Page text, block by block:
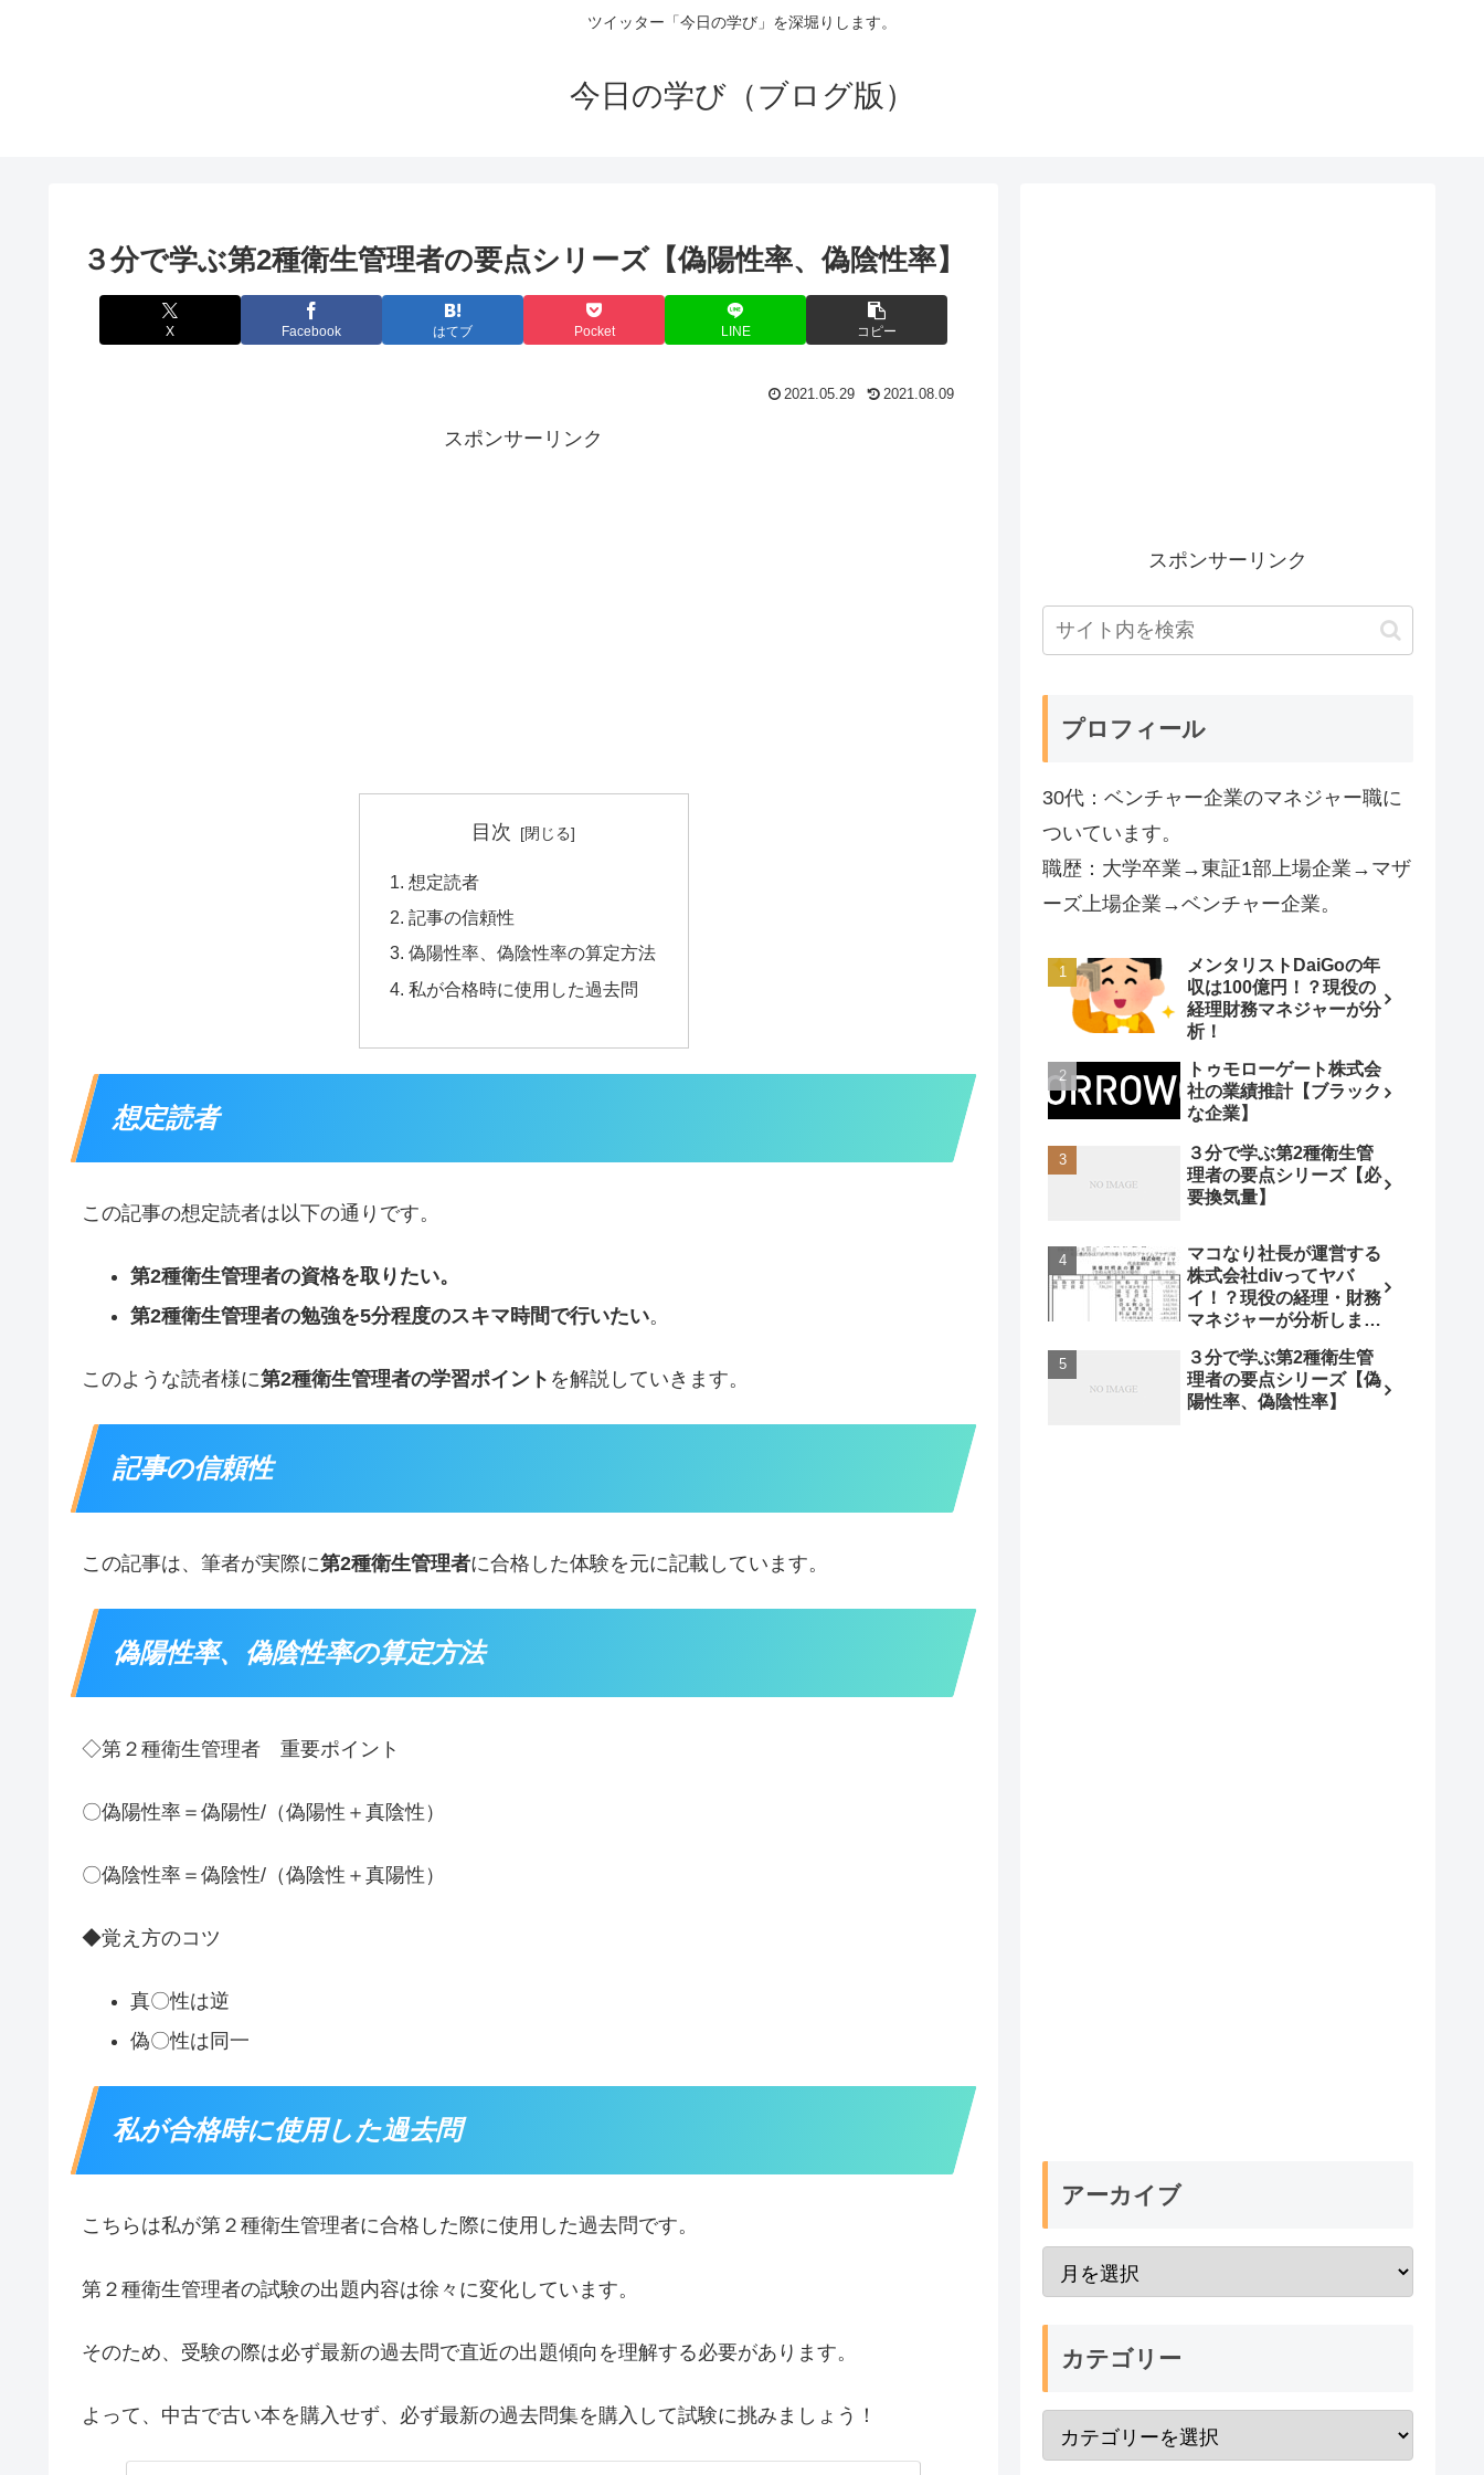
ツイッター「今日の学び」を深堀りします。
今日の学び（ブログ版）
３分で学ぶ第2種衛生管理者の要点シリーズ【偽陽性率、偽陰性率】
X Facebook はてブ Pocket LINE コピー
2021.05.29 2021.08.09
スポンサーリンク
目次
想定読者
記事の信頼性
偽陽性率、偽陰性率の算定方法
私が合格時に使用した過去問
想定読者
この記事の想定読者は以下の通りです。
第2種衛生管理者の資格を取りたい。
第2種衛生管理者の勉強を5分程度のスキマ時間で行いたい。
このような読者様に第2種衛生管理者の学習ポイント を解説していきます。
記事の信頼性
この記事は、筆者が実際に第2種衛生管理者に合格した体験を元に記載しています。
偽陽性率、偽陰性率の算定方法
◇第２種衛生管理者 重要ポイント
〇偽陽性率＝偽陽性/（偽陽性＋真陰性）
〇偽陰性率＝偽陰性/（偽陰性＋真陽性）
◆覚え方のコツ
真〇性は逆
偽〇性は同一
私が合格時に使用した過去問
こちらは私が第２種衛生管理者に合格した際に使用した過去問です。
第２種衛生管理者の試験の出題内容は徐々に変化しています。
そのため、受験の際は必ず最新の過去問で直近の出題傾向を理解する必要があります。
よって、中古で古い本を購入せず、必ず最新の過去問集を購入して試験に挑みましょう！
スポンサーリンク
プロフィール
30代：ベンチャー企業のマネジャー職に
ついています。
職歴：大学卒業→東証1部上場企業→マザ
ーズ上場企業→ベンチャー企業。
メンタリストDaiGoの年
収は100億円！？現役の
経理財務マネジャーが分
析！
トゥモローゲート株式会
社の業績推計【ブラック
な企業】
３分で学ぶ第2種衛生管
理者の要点シリーズ【必
要換気量】
マコなり社長が運営する
株式会社divってヤバ
イ！？現役の経理・財務
マネジャーが分析しまし
析】
３分で学ぶ第2種衛生管
理者の要点シリーズ【偽
陽性率、偽陰性率】
アーカイブ
カテゴリー